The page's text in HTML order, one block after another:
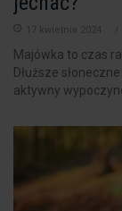
17 kwietnia 2024
Majówka to czas
Dłuższe
aktywny